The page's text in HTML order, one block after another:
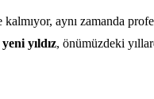
aynı zamanda
yıldız, önümüzdeki